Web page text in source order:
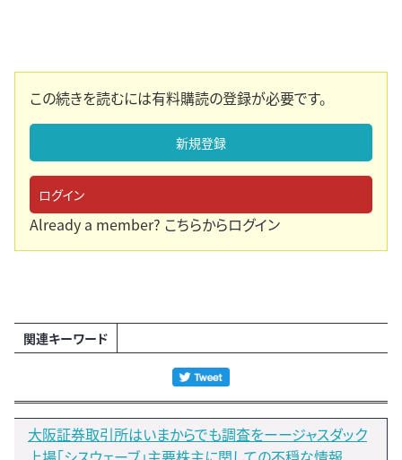
この続きを読むには有料購読の登録が必要です。
新規登録
ログイン
Already a member? こちらからログイン
関連キーワード
大阪証券取引所はいまからでも調査をーージャスダック